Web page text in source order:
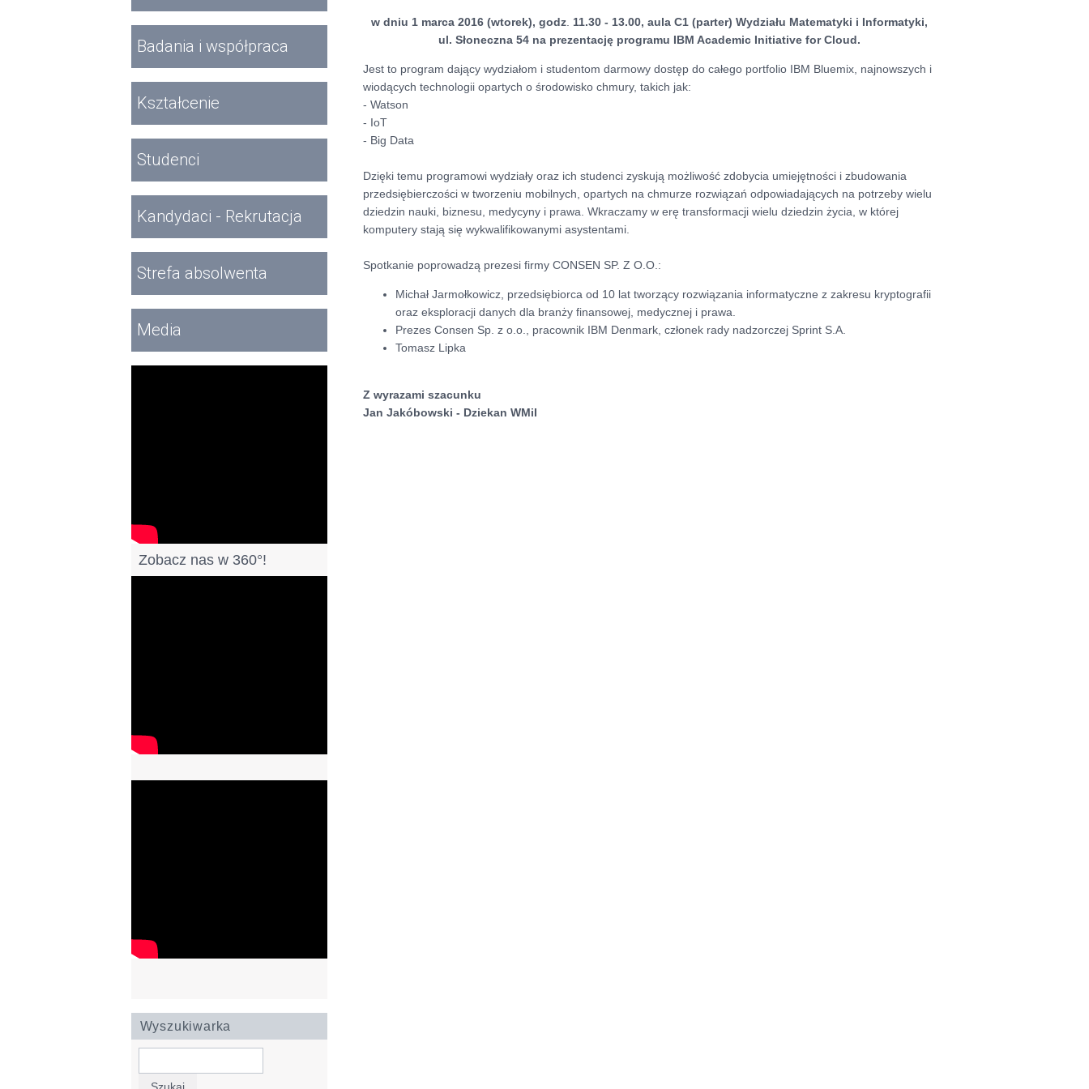
Badania i współpraca
Kształcenie
Studenci
Kandydaci - Rekrutacja
Strefa absolwenta
Media
Zobacz nas w 360°!
Wyszukiwarka
w dniu 1 marca 2016 (wtorek), godz. 11.30 - 13.00, aula C1 (parter) Wydziału Matematyki i Informatyki,
ul. Słoneczna 54 na prezentację programu IBM Academic Initiative for Cloud.
Jest to program dający wydziałom i studentom darmowy dostęp do całego portfolio IBM Bluemix, najnowszych i
wiodących technologii opartych o środowisko chmury, takich jak:
- Watson
- IoT
- Big Data
Dzięki temu programowi wydziały oraz ich studenci zyskują możliwość zdobycia umiejętności i zbudowania
przedsiębierczości w tworzeniu mobilnych, opartych na chmurze rozwiązań odpowiadających na potrzeby wielu
dziedzin nauki, biznesu, medycyny i prawa. Wkraczamy w erę transformacji wielu dziedzin życia, w której
komputery stają się wykwalifikowanymi asystentami.
Spotkanie poprowadzą prezesi firmy CONSEN SP. Z O.O.:
Michał Jarmołkowicz, przedsiębiorca od 10 lat tworzący rozwiązania informatyczne z zakresu kryptografii
oraz eksploracji danych dla branży finansowej, medycznej i prawa.
Prezes Consen Sp. z o.o., pracownik IBM Denmark, członek rady nadzorczej Sprint S.A.
Tomasz Lipka
Z wyrazami szacunku
Jan Jakóbowski - Dziekan WMiI